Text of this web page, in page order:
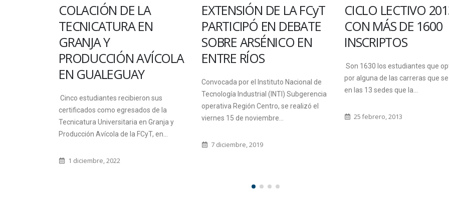
AVÍCOLA
en Granja y
EXTENSIÓN DE LA FCyT
PARTICIPÓ EN DEBATE
SOBRE ARSÉNICO EN
ENTRE RÍOS
Convocada por el Instituto Nacional de
Tecnología Industrial (INTI) Subgerencia
operativa Región Centro, se realizó el
viernes 15 de noviembre...
CICLO LECTIVO 2013
CON MÁS DE 1600
INSCRIPTOS
Son 1630 los estudiantes que optaron
por alguna de las carreras que se dictan
en las 13 sedes que la...
25 febrero, 2013
DOCENTE
inicia el proceso de
transferidos y
28 octubre, 2008